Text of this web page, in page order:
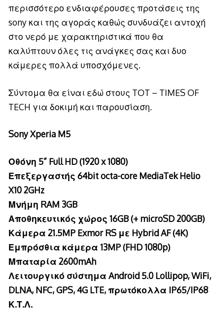
περισσότερο ενδιαφέρουσες προτάσεις της
sony και της αγοράς καθώς συνδυάζει αντοχή
στο νερό με χαρακτηριστικά που θα
καλύπτουν όλες τις ανάγκες σας και δυο
κάμερες πολλά υποσχόμενες.
Σύντομα θα είναι εδώ στους TOT – TIMES OF
TECH για δοκιμή και παρουσίαση.
Sony Xperia M5
Οθόνη 5” Full HD (1920 x 1080)
Επεξεργαστής 64bit octa-core MediaTek Helio
X10 2GHz
Μνήμη RAM 3GB
Αποθηκευτικός χώρος 16GB (+ microSD 200GB)
Κάμερα 21.5MP Exmor RS με Hybrid AF (4K)
Εμπρόσθια κάμερα 13MP (FHD 1080p)
Μπαταρία 2600mAh
Λειτουργικό σύστημα Android 5.0 Lollipop, WiFi,
DLNA, NFC, GPS, 4G LTE, πρωτόκολλα IP65/IP68
Κ.Τ.Λ.